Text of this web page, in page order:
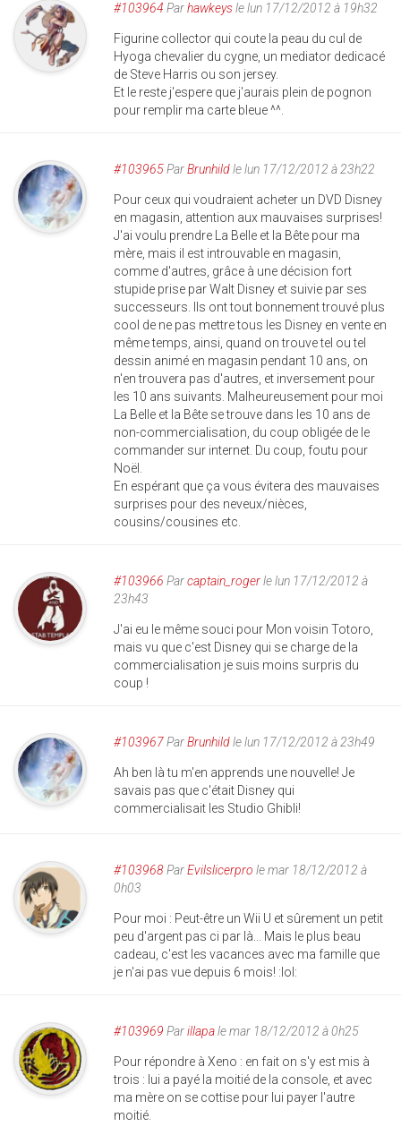
#103964 Parhawkeysle lun 17/12/2012 à 19h32
Figurine collector qui coute la peau du cul de
Hyoga chevalier du cygne, un mediator dedicacé
de Steve Harris ou son jersey.
Et le reste j'espere que j'aurais plein de pognon
pour remplir ma carte bleue ^^.
#103965ParBrunhildle lun 17/12/2012 à 23h22
Pour ceux qui voudraient acheter un DVD Disney
en magasin, attention aux mauvaises surprises!
J'ai voulu prendre La Belle et la Bête pour ma
mère, mais il est introuvable en magasin,
comme d'autres, grâce à une décision fort
stupide prise par Walt Disney et suivie par ses
successeurs. Ils ont tout bonnement trouvé plus
cool de ne pas mettre tous les Disney en vente en
même temps, ainsi, quand on trouve tel ou tel
dessin animé en magasin pendant 10 ans, on
n'en trouvera pas d'autres, et inversement pour
les 10 ans suivants. Malheureusement pour moi
La Belle et la Bête se trouve dans les 10 ans de
non-commercialisation, du coup obligée de le
commander sur internet. Du coup, foutu pour
Noël.
En espérant que ça vous évitera des mauvaises
surprises pour des neveux/nièces,
cousins/cousines etc.
#103966 Parcaptain_rogerle lun 17/12/2012 à
23h43
J'ai eu le même souci pour Mon voisin Totoro,
mais vu que c'est Disney qui se charge de la
commercialisation je suis moins surpris du
coup !
#103967ParBrunhildle lun 17/12/2012 à 23h49
Ah ben là tu m'en apprends une nouvelle! Je
savais pas que c'était Disney qui
commercialisait les Studio Ghibli!
#103968ParEvilslicerpro le mar 18/12/2012 à
0h03
Pour moi : Peut-être un Wii U et sûrement un petit
peu d'argent pas ci par là... Mais le plus beau
cadeau, c'est les vacances avec ma famille que
je n'ai pas vue depuis 6 mois! :lol:
#103969 Parillapale mar 18/12/2012 à 0h25
Pour répondre à Xeno : en fait on s'y est mis à
trois : lui a payé la moitié de la console, et avec
ma mère on se cottise pour lui payer l'autre
moitié.